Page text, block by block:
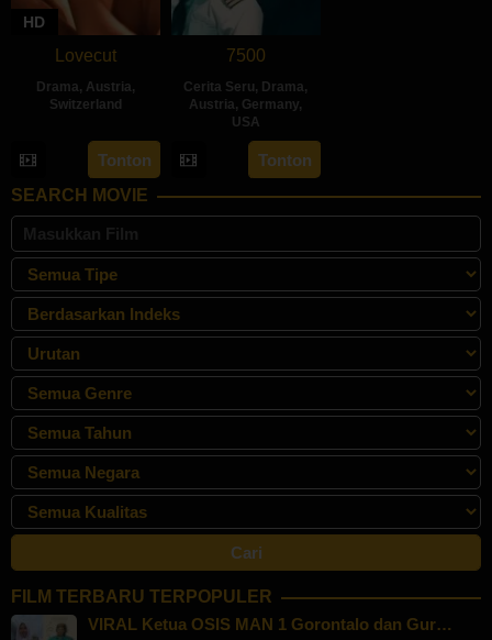
HD
Lovecut
Drama, Austria,
Switzerland
22
Jan
2020
Iliana
Estañol
Tonton
7500
Cerita Seru, Drama,
Austria, Germany,
USA
26
Dec
Patrick
Vollrath
Tonton
SEARCH MOVIE
FILM TERBARU TERPOPULER
VIRAL Ketua OSIS MAN 1 Gorontalo dan Gur…